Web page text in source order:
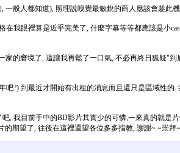
般人都知道), 照理說嗅覺最敏銳的商人應該會趁
我眼裡算是近乎完美了, 什麼字幕等等都應該是小
的窘境了, 這讓我再鬆了一口氣, 不必再終日狐疑
?) 到最近才開始有出租的消息而且還只是區域性
, 我目前手中的BD影片其實少的可憐,一來真的就
期望了, 往後在這裡還望各位多多指教, 謝謝~ =崇拜=